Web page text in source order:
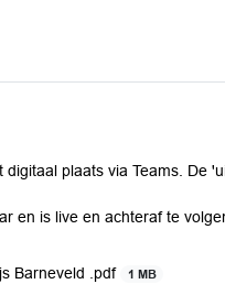
plaats via Teams. De
en is live en achteraf te
Barneveld .pdf 1 MB